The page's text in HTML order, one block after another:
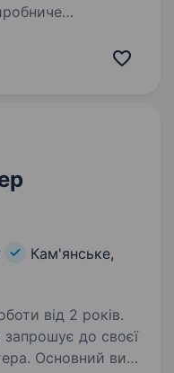
обов’язки:
Кам'янське,
від 2 років.
Основний вид